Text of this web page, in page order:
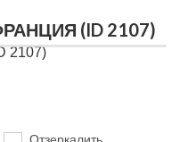
(ID 2107)